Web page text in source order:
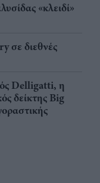
«κλειδί»
σε διεθνές
Delligatti, η
δείκτης Big